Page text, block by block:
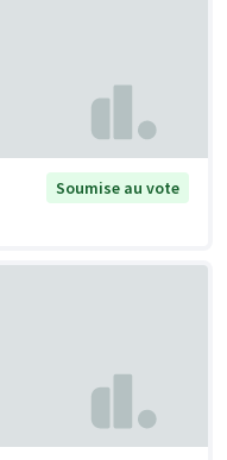
Soumise au vote